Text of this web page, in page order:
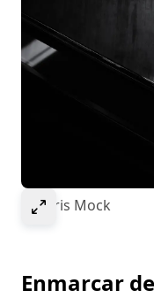
Select to
© Chris Mock
Enmarcar